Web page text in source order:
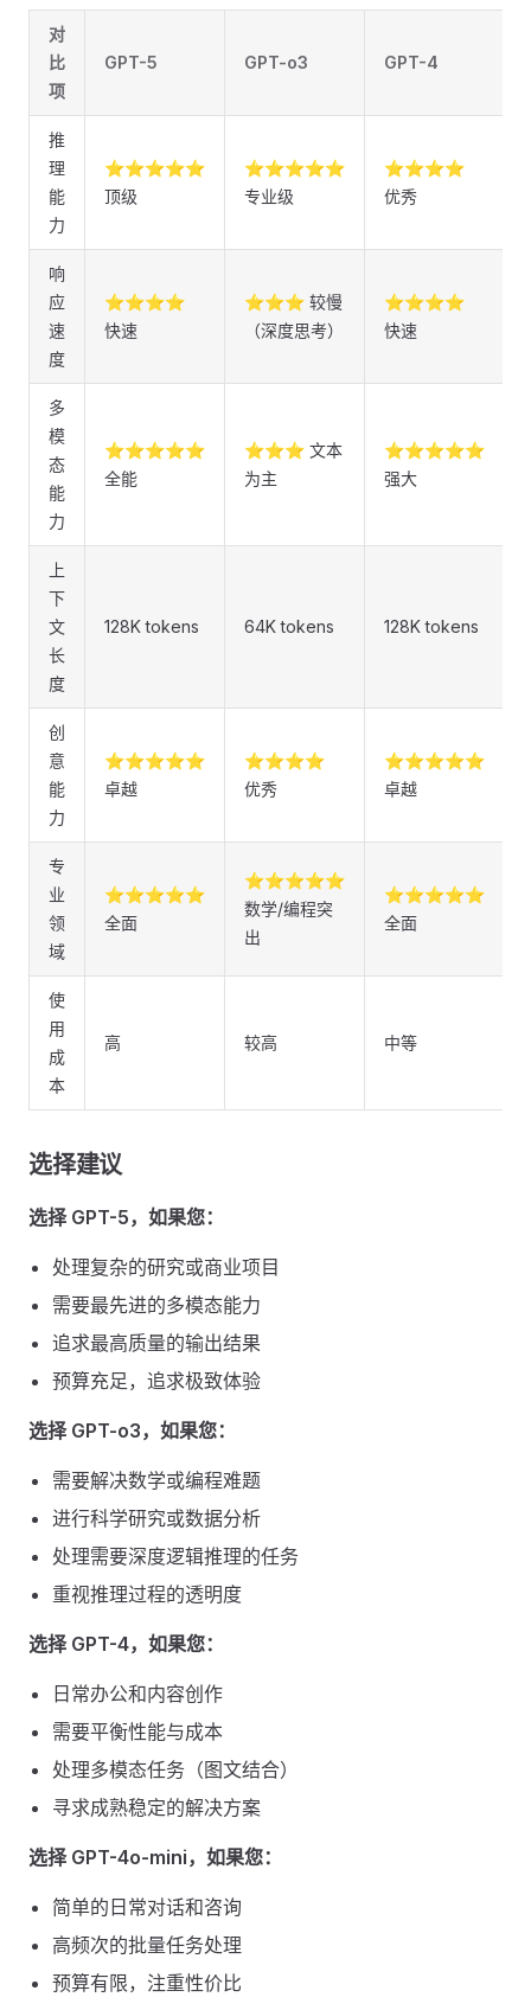
对
比
项
GPT-5 GPT-o3 GPT-4
推
理
能
力
⭐⭐⭐⭐⭐
顶级
⭐⭐⭐⭐⭐
专业级
⭐⭐⭐⭐
优秀
响
应
速
度
⭐⭐⭐⭐
快速
⭐⭐⭐ 较慢
（深度思考）
⭐⭐⭐⭐
快速
多
模
态
能
力
⭐⭐⭐⭐⭐
全能
⭐⭐⭐ 文本
为主
⭐⭐⭐⭐⭐
强大
上
下
文
长
度
128K tokens 64K tokens 128K tokens
创
意
能
力
⭐⭐⭐⭐⭐
卓越
⭐⭐⭐⭐
优秀
⭐⭐⭐⭐⭐
卓越
专
业
领
域
⭐⭐⭐⭐⭐
全面
⭐⭐⭐⭐⭐
数学/编程突
出
⭐⭐⭐⭐⭐
全面
使
用
成
本
高 较高 中等
选择建议
选择 GPT-5，如果您：
处理复杂的研究或商业项目
需要最先进的多模态能力
追求最高质量的输出结果
预算充足，追求极致体验
选择 GPT-o3，如果您：
需要解决数学或编程难题
进行科学研究或数据分析
处理需要深度逻辑推理的任务
重视推理过程的透明度
选择 GPT-4，如果您：
日常办公和内容创作
需要平衡性能与成本
处理多模态任务（图文结合）
寻求成熟稳定的解决方案
选择 GPT-4o-mini，如果您：
简单的日常对话和咨询
高频次的批量任务处理
预算有限，注重性价比